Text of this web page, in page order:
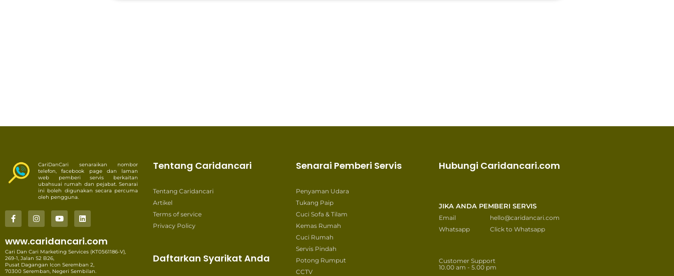
CariDanCari senaraikan nombor
telefon, facebook page dan laman
web pemberi servis berkaitan
ubahsuai rumah dan pejabat. Senarai
ini boleh digunakan secara percuma
oleh pengguna.
www.caridancari.com
Cari Dan Cari Marketing Services (KT0561186-V),
269-1, Jalan S2 B26,
Pusat Dagangan Icon Seremban 2,
70300 Seremban, Negeri Sembilan.
Tentang Caridancari
Tentang Caridancari
Artikel
Terms of service
Privacy Policy
Daftarkan Syarikat Anda
Senarai Pemberi Servis
Penyaman Udara
Tukang Paip
Cuci Sofa & Tilam
Kemas Rumah
Cuci Rumah
Servis Pindah
Potong Rumput
CCTV
Hubungi Caridancari.com
JIKA ANDA PEMBERI SERVIS
Email
hello@caridancari.com
Whatsapp
Click to Whatsapp
Customer Support
10.00 am - 5.00 pm